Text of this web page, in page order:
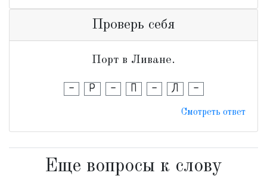
Проверь себя
Порт в Ливане.
- Р - П - Л -
Смотреть ответ
Еще вопросы к слову